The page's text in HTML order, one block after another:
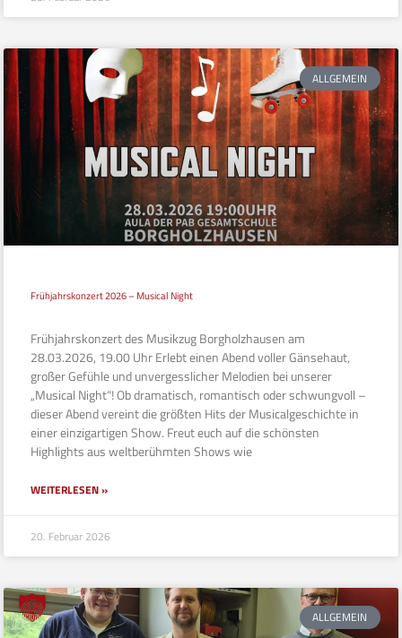
ALLGEMEIN
Frühjahrskonzert 2026 – Musical Night
Frühjahrskonzert des Musikzug Borgholzhausen am
28.03.2026, 19.00 Uhr Erlebt einen Abend voller Gänsehaut,
großer Gefühle und unvergesslicher Melodien bei unserer
„Musical Night“! Ob dramatisch, romantisch oder schwungvoll –
dieser Abend vereint die größten Hits der Musicalgeschichte in
einer einzigartigen Show. Freut euch auf die schönsten
Highlights aus weltberühmten Shows wie
WEITERLESEN »
20. Februar 2026
ALLGEMEIN